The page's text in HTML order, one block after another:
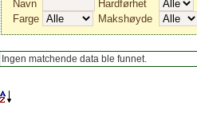
Navn
Hardførhet
Farge
Makshøyde
Ingen matchende data ble funnet.